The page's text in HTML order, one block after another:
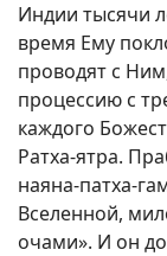
Индии тысячи
время Ему
проводят с
процессию с
каждого
Ратха-ятра.
наяна-патха-
Вселенной,
очами». И он